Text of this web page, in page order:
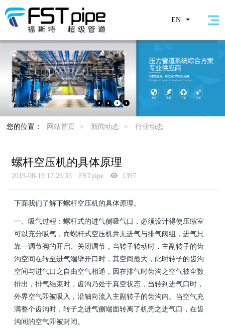
EN
您的位置： 网站首页 > 新闻动态 > 行业动态
螺杆空压机的具体原理
2019-08-19 17:26:35 FSTpipe 1397
下面我们了解下螺杆空压机的具体原理。
一、吸气过程：螺杆式的进气侧吸气口，必须设计得使压缩室
可以充分吸气，而螺杆式空压机并无进气与排气阀组，进气只
靠一调节阀的开启、关闭调节，当转子转动时，主副转子的齿
沟空间在转至进气端壁开口时，其空间最大，此时转子的齿沟
空间与进气口之自由空气相通，因在排气时齿沟之空气被全数
排出，排气结束时，齿沟乃处于真空状态，当转到进气口时，
外界空气即被吸入，沿轴向流入主副转子的齿沟内。当空气充
满整个齿沟时，转子之进气侧端面转离了机壳之进气口，在齿
沟间的空气即被封闭。